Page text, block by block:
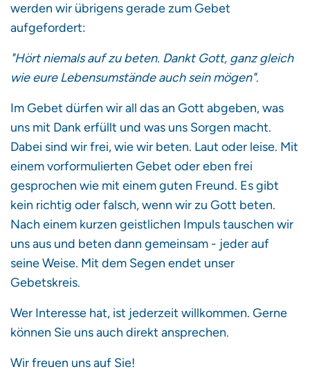
werden wir übrigens gerade zum Gebet
aufgefordert:
"Hört niemals auf zu beten. Dankt Gott, ganz gleich
wie eure Lebensumstände auch sein mögen".
Im Gebet dürfen wir all das an Gott abgeben, was
uns mit Dank erfüllt und was uns Sorgen macht.
Dabei sind wir frei, wie wir beten. Laut oder leise. Mit
einem vorformulierten Gebet oder eben frei
gesprochen wie mit einem guten Freund. Es gibt
kein richtig oder falsch, wenn wir zu Gott beten.
Nach einem kurzen geistlichen Impuls tauschen wir
uns aus und beten dann gemeinsam - jeder auf
seine Weise. Mit dem Segen endet unser
Gebetskreis.
Wer Interesse hat, ist jederzeit willkommen. Gerne
können Sie uns auch direkt ansprechen.
Wir freuen uns auf Sie!